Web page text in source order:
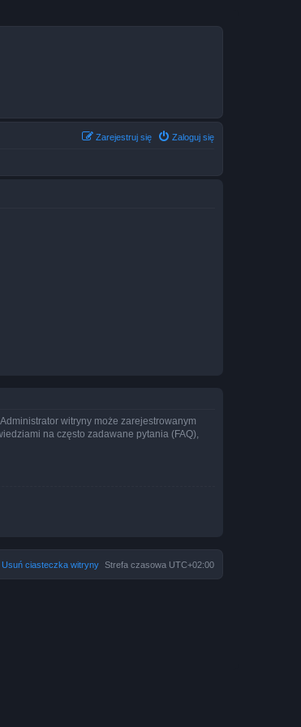
Zaloguj się
Zarejestruj się
witryny może zarejestrowanym
na często zadawane pytania (FAQ),
Strefa czasowa UTC+02:00
Usuń ciasteczka witryny